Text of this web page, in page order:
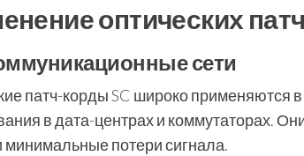
оптических
сети
патч-корды SC широко применяются
в дата-центрах и коммутаторах.
минимальные потери сигнала.